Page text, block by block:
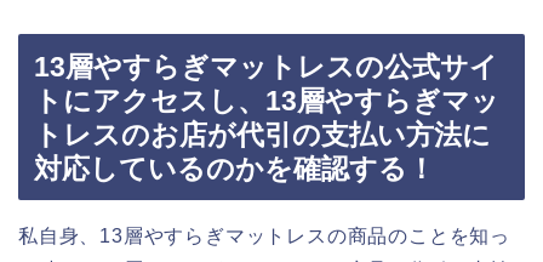
13層やすらぎマットレスの公式サイ
トにアクセスし、13層やすらぎマッ
トレスのお店が代引の支払い方法に
対応しているのかを確認する！
私自身、13層やすらぎマットレスの商品のことを知っ